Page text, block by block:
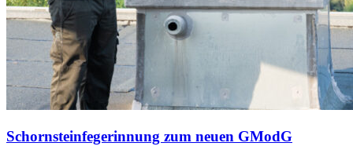
Schornsteinfegerinnung zum neuen GModG